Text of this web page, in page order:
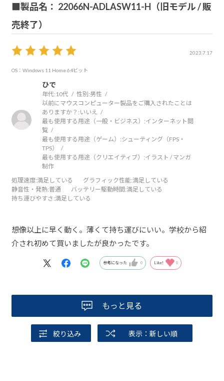
に時折もどってしまう・・。
いまいち設定がわからず困ってます・・。
ノートパソコンにしてはハイスぺなのだと思います。
■製品名： 22066N-ADLASW11-H（旧モデル / 販
売終了）
2023.7.17
OS：Windows 11 Home 64ビット
ひで
年代: 10代 性別:男性
以前にマウスコンピューター製品をご購入されたことは
ありますか？: いいえ
最も使用する用途（一般・ビジネス）:インターネット閲
覧
最も使用する用途（ゲーム）:シューティング（FPS・
TPS）
最も使用する用途（クリエイティブ）:イラスト / マンガ
制作
処理速度:満足している グラフィック性能:満足している
静音性・発熱:普通 バッテリー駆動時間 :満足している
持ち運びやすさ :満足している
想像以上に早く動く。薄くて持ち運びにいい。学校から紹
介され初めて買いましたが良かったです。
参考になった 0 Like! 0
もっと見る
絞り込み 表示：新しい順